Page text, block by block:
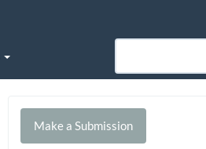
Make
Make a Submission